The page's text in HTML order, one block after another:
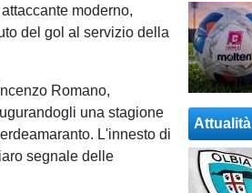
moderno,
del gol al servizio della
Romano,
una stagione
L'innesto di
segnale delle
Attualità